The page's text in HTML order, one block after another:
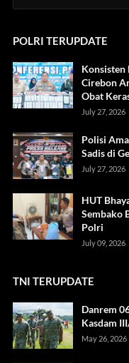
POLRI TERUPDATE
Konsisten
Cirebon
Obat
July 27, 2026
Polisi
Sadis di
July 27, 2026
HUT
Sembako
Polri
July 09, 2026
TNI TERUPDATE
Danrem
Kasdam
May 26, 2026